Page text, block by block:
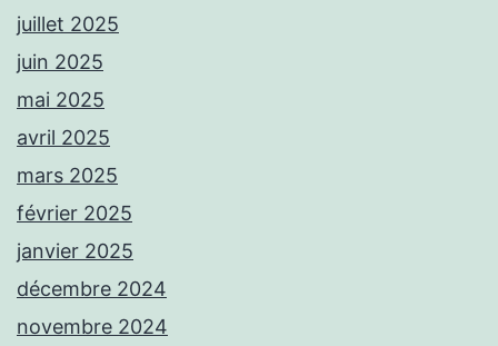
juillet 2025
juin 2025
mai 2025
avril 2025
mars 2025
février 2025
janvier 2025
décembre 2024
novembre 2024